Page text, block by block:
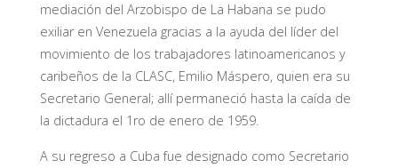
mediación del Arzobispo de La Habana se pudo
exiliar en Venezuela gracias a la ayuda del líder del
movimiento de los trabajadores latinoamericanos y
caribeños de la CLASC, Emilio Máspero, quien era su
Secretario General; allí permaneció hasta la caída de
la dictadura el 1ro de enero de 1959.
A su regreso a Cuba fue designado como Secretario